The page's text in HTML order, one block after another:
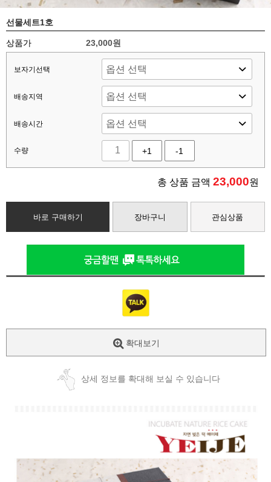
선물세트1호
상품가 23,000원
보자기선택
배송지역
배송시간
수량 +1 -1
총 상품 금액 23,000원
바로 구매하기 장바구니 관심상품
확대보기
상세 정보를 확대해 보실 수 있습니다